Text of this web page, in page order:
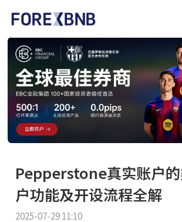
Pepperstone真实账户
户功能及开设流程全解
2025-07-29 11:10